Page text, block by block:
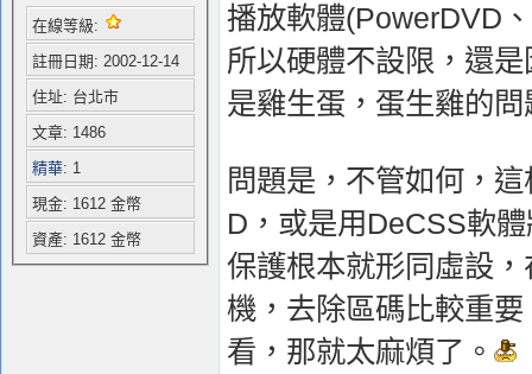
在線等級:
註冊日期: 2002-12-14
住址: 台北市
文章: 1486
精華: 1
現金: 1612 金幣
資產: 1612 金幣
播放軟體(PowerDVD
所以硬體不設限，還
是雞生蛋，蛋生雞的
問題是，不管如何，
D，或是用DeCSS軟
保護根本就形同虛設
機，去除區碼比較重
看，那就太麻煩了。